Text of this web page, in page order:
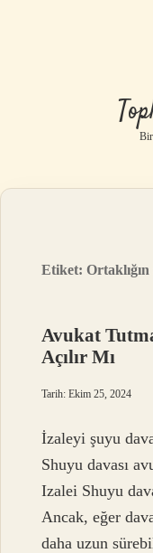
Etiket:
Avukat
Açılır Mı
Tarih: Ekim 25, 2024
İzaleyi şuyu
Shuyu davası
Izalei Shuyu
Ancak, eğer
daha uzun